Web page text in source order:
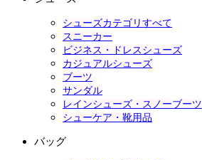
シューズカテゴリすべて
スニーカー
ビジネス・ドレスシューズ
カジュアルシューズ
ブーツ
サンダル
レインシューズ・スノーブーツ
シューケア・靴用品
バッグ